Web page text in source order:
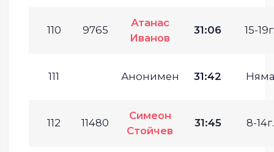
110 9765
Атанас
Иванов
31:06 15-
111 Анонимен 31:42 Няма
112 11480
Симеон
Стойчев
31:45 8-14г.